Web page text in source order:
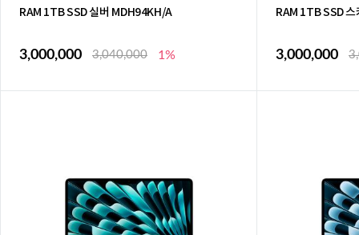
RAM 1TB SSD 실버 MDH94KH/A
3,000,000 3,040,000 1%
RAM 1TB SSD
3,000,000